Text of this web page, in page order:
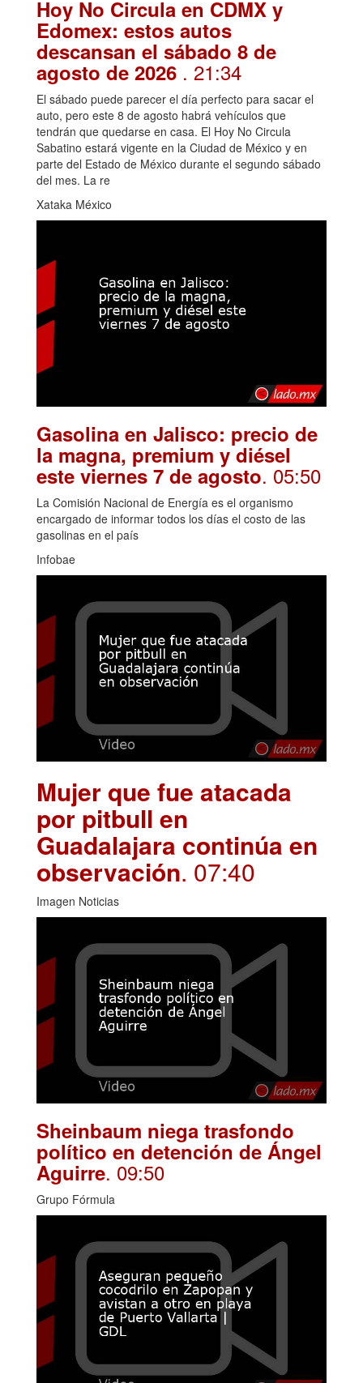
Hoy No Circula en CDMX y
Edomex: estos autos
descansan el sábado 8 de
agosto de 2026 . 21:34
El sábado puede parecer el día perfecto para sacar el
auto, pero este 8 de agosto habrá vehículos que
tendrán que quedarse en casa. El Hoy No Circula
Sabatino estará vigente en la Ciudad de México y en
parte del Estado de México durante el segundo sábado
del mes. La re
Xataka México
Gasolina en Jalisco: precio de
la magna, premium y diésel
este viernes 7 de agosto. 05:50
La Comisión Nacional de Energía es el organismo
encargado de informar todos los días el costo de las
gasolinas en el país
Infobae
Mujer que fue atacada
por pitbull en
Guadalajara continúa en
observación. 07:40
Imagen Noticias
Sheinbaum niega trasfondo
político en detención de Ángel
Aguirre. 09:50
Grupo Fórmula